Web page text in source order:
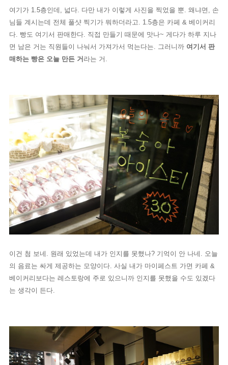
여기가 1.5층인데, 넓다. 다만 내가 이렇게 사진을 찍었을 뿐. 왜냐면, 손
님들 계시는데 전체 풀샷 찍기가 뭐하더라고. 1.5층은 카페 & 베이커리
다. 빵도 여기서 판매한다. 직접 만들기 때문에 맛나~ 게다가 하루 지나
면 남은 거는 직원들이 나눠서 가져가서 먹는다는. 그러니까 여기서 판
매하는 빵은 오늘 만든 거라는 거.
이건 첨 보네. 원래 있었는데 내가 인지를 못했나? 기억이 안 나네. 오늘
의 음료는 싸게 제공하는 모양이다. 사실 내가 마이페스트 가면 카페 &
베이커리보다는 레스토랑에 주로 있으니까 인지를 못했을 수도 있겠다
는 생각이 든다.